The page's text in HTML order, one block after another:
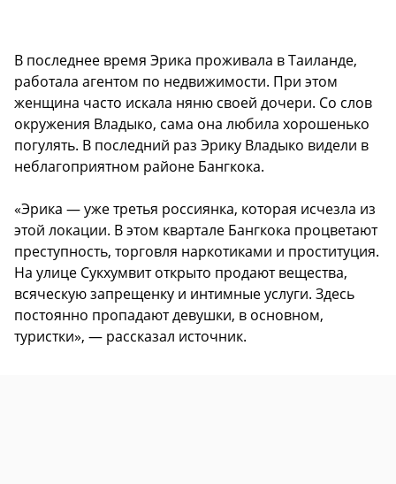
В последнее время Эрика проживала в Таиланде,
работала агентом по недвижимости. При этом
женщина часто искала няню своей дочери. Со слов
окружения Владыко, сама она любила хорошенько
погулять. В последний раз Эрику Владыко видели в
неблагоприятном районе Бангкока.
«Эрика — уже третья россиянка, которая исчезла из
этой локации. В этом квартале Бангкока процветают
преступность, торговля наркотиками и проституция.
На улице Сукхумвит открыто продают вещества,
всяческую запрещенку и интимные услуги. Здесь
постоянно пропадают девушки, в основном,
туристки», — рассказал источник.